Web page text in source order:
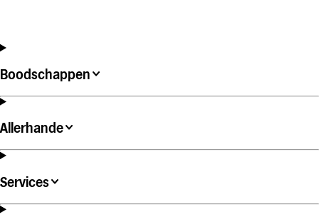
Boodschappen
Allerhande
Services